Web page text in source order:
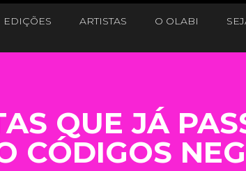
EDIÇÕES ARTISTAS O OLABI
QUE JÁ
CÓDIGOS